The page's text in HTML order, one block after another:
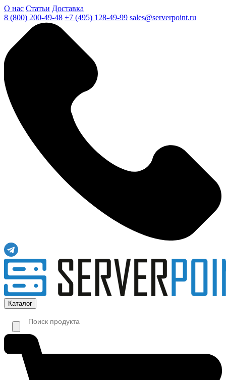
О нас Статьи Доставка
8 (800) 200-49-48 +7 (495) 128-49-99 sales@serverpoint.ru
Каталог